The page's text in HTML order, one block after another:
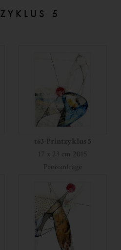
5
t63-Printzyklus 5
17 x 23 cm 2015
Preisanfrage